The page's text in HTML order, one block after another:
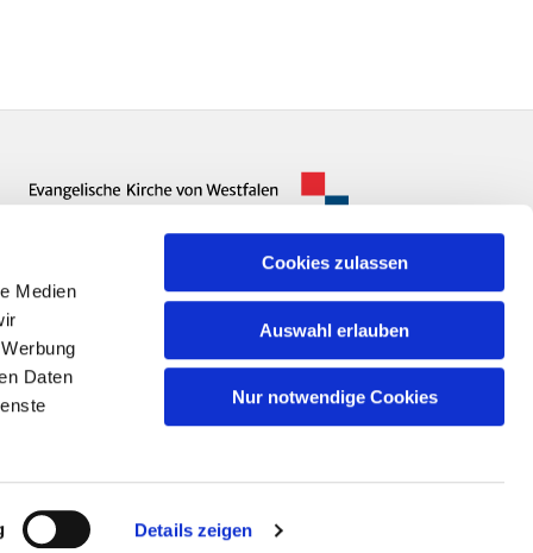
Medien
Daten
Details zeigen
Cookies zulassen
Auswahl erlauben
Nur notwendige Cookies